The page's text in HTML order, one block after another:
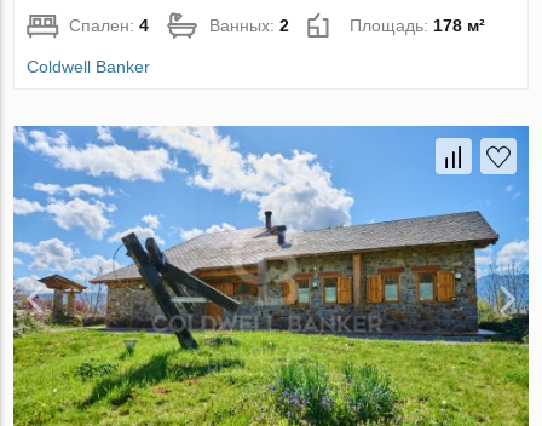
Спален:4 Ванных:2 Площадь: 178 м²
Coldwell Banker